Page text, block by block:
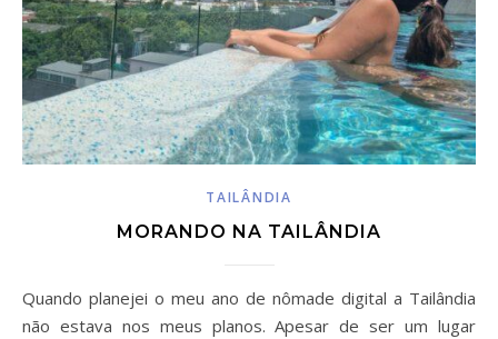
TAILÂNDIA
MORANDO NA TAILÂNDIA
Quando planejei o meu ano de nômade digital a Tailândia
não estava nos meus planos. Apesar de ser um lugar